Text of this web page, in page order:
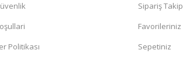
Politikası
Sipariş Takip
Favorileriniz
Sepetiniz